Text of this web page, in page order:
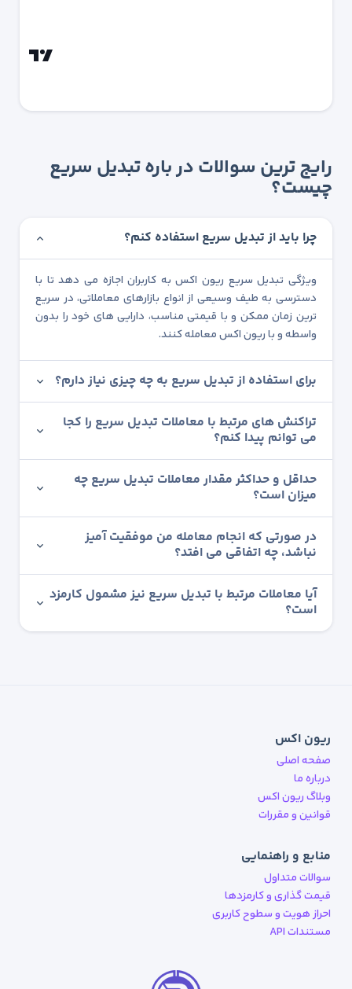
رایج ترین سوالات در باره تبدیل سریع
چیست؟
چرا باید از تبدیل سریع استفاده کنم؟
ویژگی تبدیل سریع ریون اکس به کاربران اجازه می دهد تا با
دسترسی به طیف وسیعی از انواع بازارهای معاملاتی، در سریع
ترین زمان ممکن و با قیمتی مناسب، دارایی های خود را بدون
واسطه و با ریون اکس معامله کنند.
برای استفاده از تبدیل سریع به چه چیزی نیاز دارم؟
تراکنش های مرتبط با معاملات تبدیل سریع را کجا
می توانم پیدا کنم؟
حداقل و حداکثر مقدار معاملات تبدیل سریع چه
میزان است؟
در صورتی که انجام معامله من موفقیت آمیز
نباشد، چه اتفاقی می افتد؟
آیا معاملات مرتبط با تبدیل سریع نیز مشمول کارمزد
است؟
ریون اکس
صفحه اصلی
درباره ما
وبلاگ ریون اکس
قوانین و مقررات
منابع و راهنمایی
سوالات متداول
قیمت گذاری و کارمزدها
احراز هویت و سطوح کاربری
مستندات API